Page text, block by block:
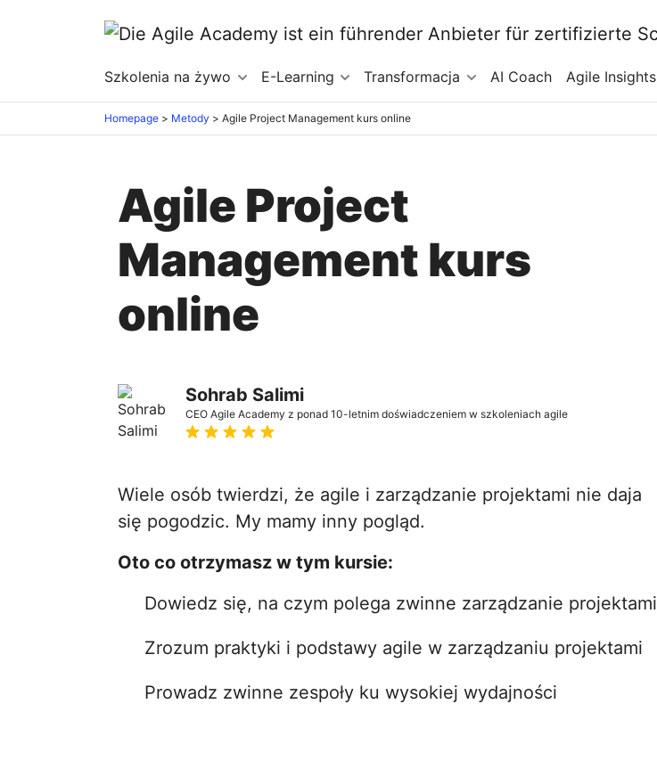
Szkolenia na żywo E-Learning Transformacja AI Coach Agile Insights
Homepage > Metody > Agile Project Management kurs online
Agile Project
Management kurs
online
Sohrab Salimi
CEO Agile Academy z ponad 10-letnim doświadczeniem w szkoleniach agile
Wiele osób twierdzi, że agile i zarządzanie projektami nie daja
się pogodzic. My mamy inny pogląd.
Oto co otrzymasz w tym kursie:
Dowiedz się, na czym polega zwinne zarządzanie projektami
Zrozum praktyki i podstawy agile w zarządzaniu projektami
Prowadz zwinne zespoły ku wysokiej wydajności